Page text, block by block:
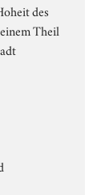
des
Theil